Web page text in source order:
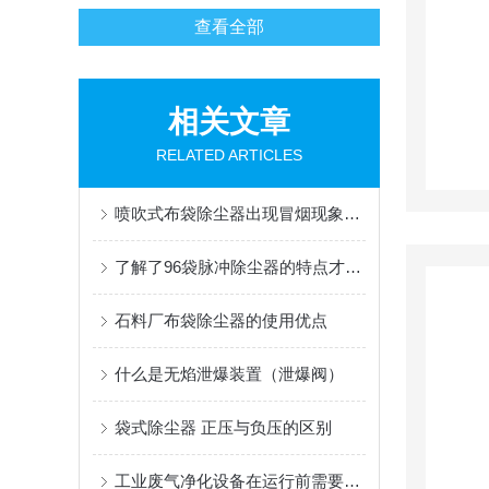
查看全部
相关文章
RELATED ARTICLES
喷吹式布袋除尘器出现冒烟现象后的解决方法分享
了解了96袋脉冲除尘器的特点才能更好的使用它
石料厂布袋除尘器的使用优点
什么是无焰泄爆装置（泄爆阀）
袋式除尘器 正压与负压的区别
工业废气净化设备在运行前需要做哪些调试和检查工作？